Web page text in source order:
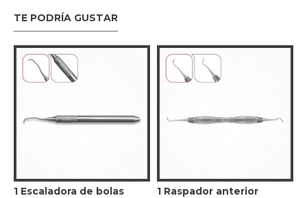
TE PODRÍA GUSTAR
1 Escaladora de bolas
1 Raspador anterior